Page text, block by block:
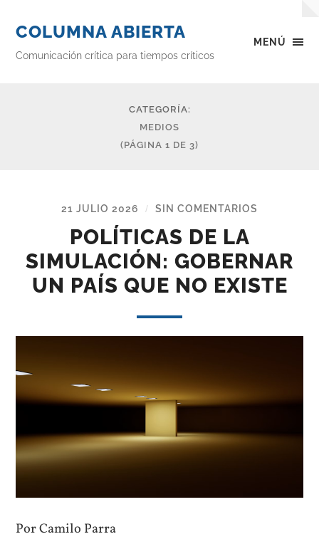
MENÚ
COLUMNA ABIERTA
Comunicación crítica para tiempos críticos
CATEGORÍA:
MEDIOS
(PÁGINA 1 DE 3)
21 JULIO 2026 / SIN COMENTARIOS
POLÍTICAS DE LA
SIMULACIÓN: GOBERNAR
UN PAÍS QUE NO EXISTE
Por Camilo Parra